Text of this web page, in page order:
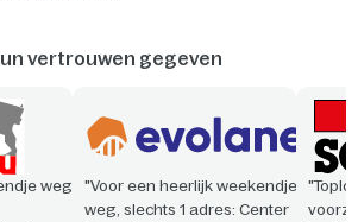
vertrouwen gegeven
weg
"Voor een heerlijk weekendje
weg, slechts 1 adres: Center